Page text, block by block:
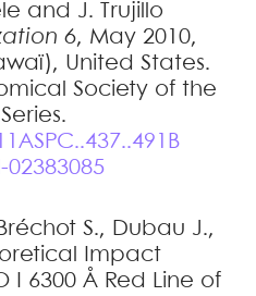
and J. Trujillo
6, May 2010,
United States.
Society of the
.
02383085
S., Dubau J.,
Impact
I 6300 Å Red Line of